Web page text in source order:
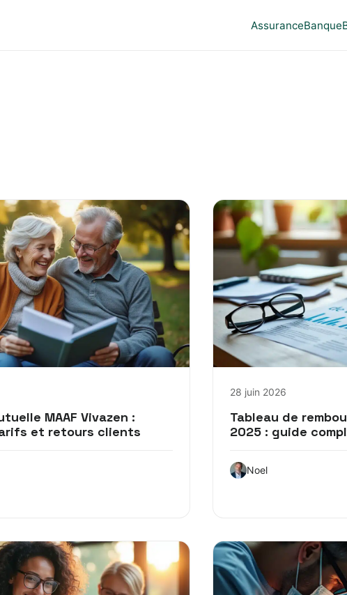
AssuranceBanque
MAAF Vivazen :
et retours clients
28 juin 2026
Tableau de
2025 : guide
Noel